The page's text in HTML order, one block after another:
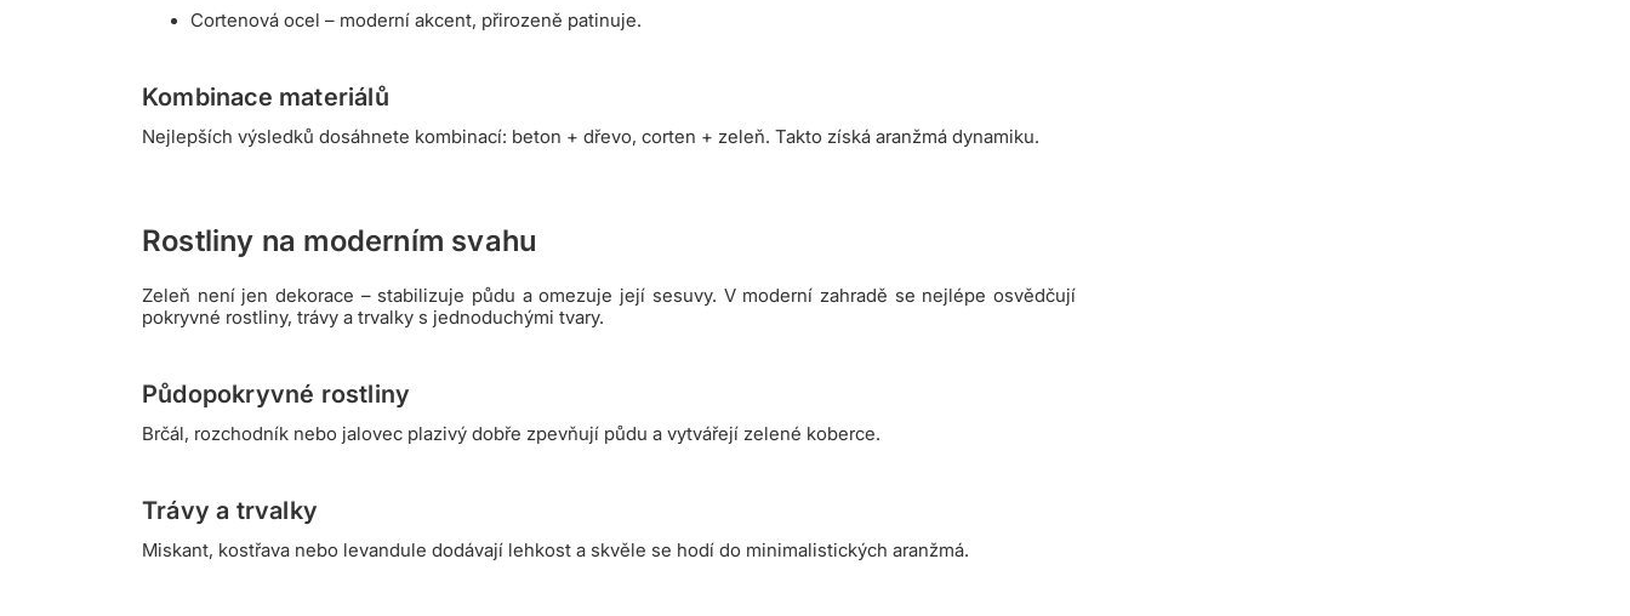
Cortenová ocel – moderní akcent, přirozeně patinuje.
Kombinace materiálů
Nejlepších výsledků dosáhnete kombinací: beton + dřevo, corten + zeleň. Takto získá aranžmá dynamiku.
Rostliny na moderním svahu
Zeleň není jen dekorace – stabilizuje půdu a omezuje její sesuvy. V moderní zahradě se nejlépe osvědčují
pokryvné rostliny, trávy a trvalky s jednoduchými tvary.
Půdopokryvné rostliny
Brčál, rozchodník nebo jalovec plazivý dobře zpevňují půdu a vytvářejí zelené koberce.
Trávy a trvalky
Miskant, kostřava nebo levandule dodávají lehkost a skvěle se hodí do minimalistických aranžmá.